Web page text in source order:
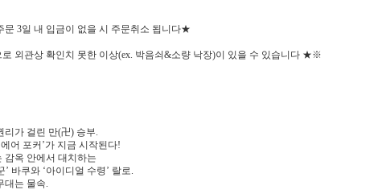
3일 내 입금이 없을 시 주문취소 됩니다★
외관상 확인치 못한 이상(ex. 박음쇠&소량 낙장)이 있을 수 있습니다 ★※
리가 걸린 만(卍) 승부.
어 포커’가 지금 시작된다!
감옥 안에서 대치하는
’ 바쿠와 ‘아이디얼 수령’ 랄로.
대는 물속.